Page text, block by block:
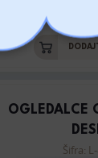
MP:
OGLEDALCE
Šifra: